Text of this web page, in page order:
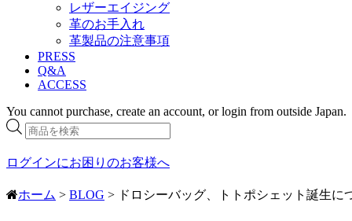
レザーエイジング
革のお手入れ
革製品の注意事項
PRESS
Q&A
ACCESS
You cannot purchase, create an account, or login from outside Japan.
商
品
検
ログインにお困りのお客様へ
ホーム > BLOG > ドロシーバッグ、トトポシェット誕生に